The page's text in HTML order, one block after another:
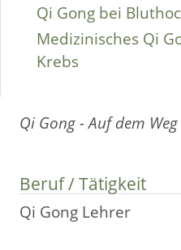
Qi Gong - Auf dem
Beruf / Tätigkeit
Qi Gong Lehrer
Qi Gong bei
Medizinisches Qi
Krebs